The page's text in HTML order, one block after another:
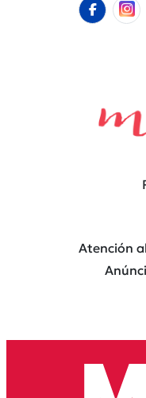
Atención